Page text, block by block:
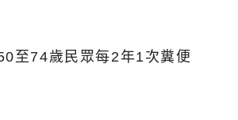
至74歲民眾每2年1次糞便